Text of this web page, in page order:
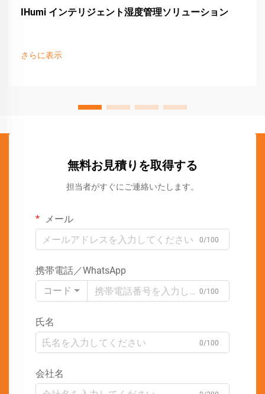
IHumi インテリジェント湿度管理ソリューション
さらに表示
無料お見積りを取得する
担当者がすぐにご連絡いたします。
メール
0/100
携帯電話／WhatsApp
コード
0/100
氏名
0/100
会社名